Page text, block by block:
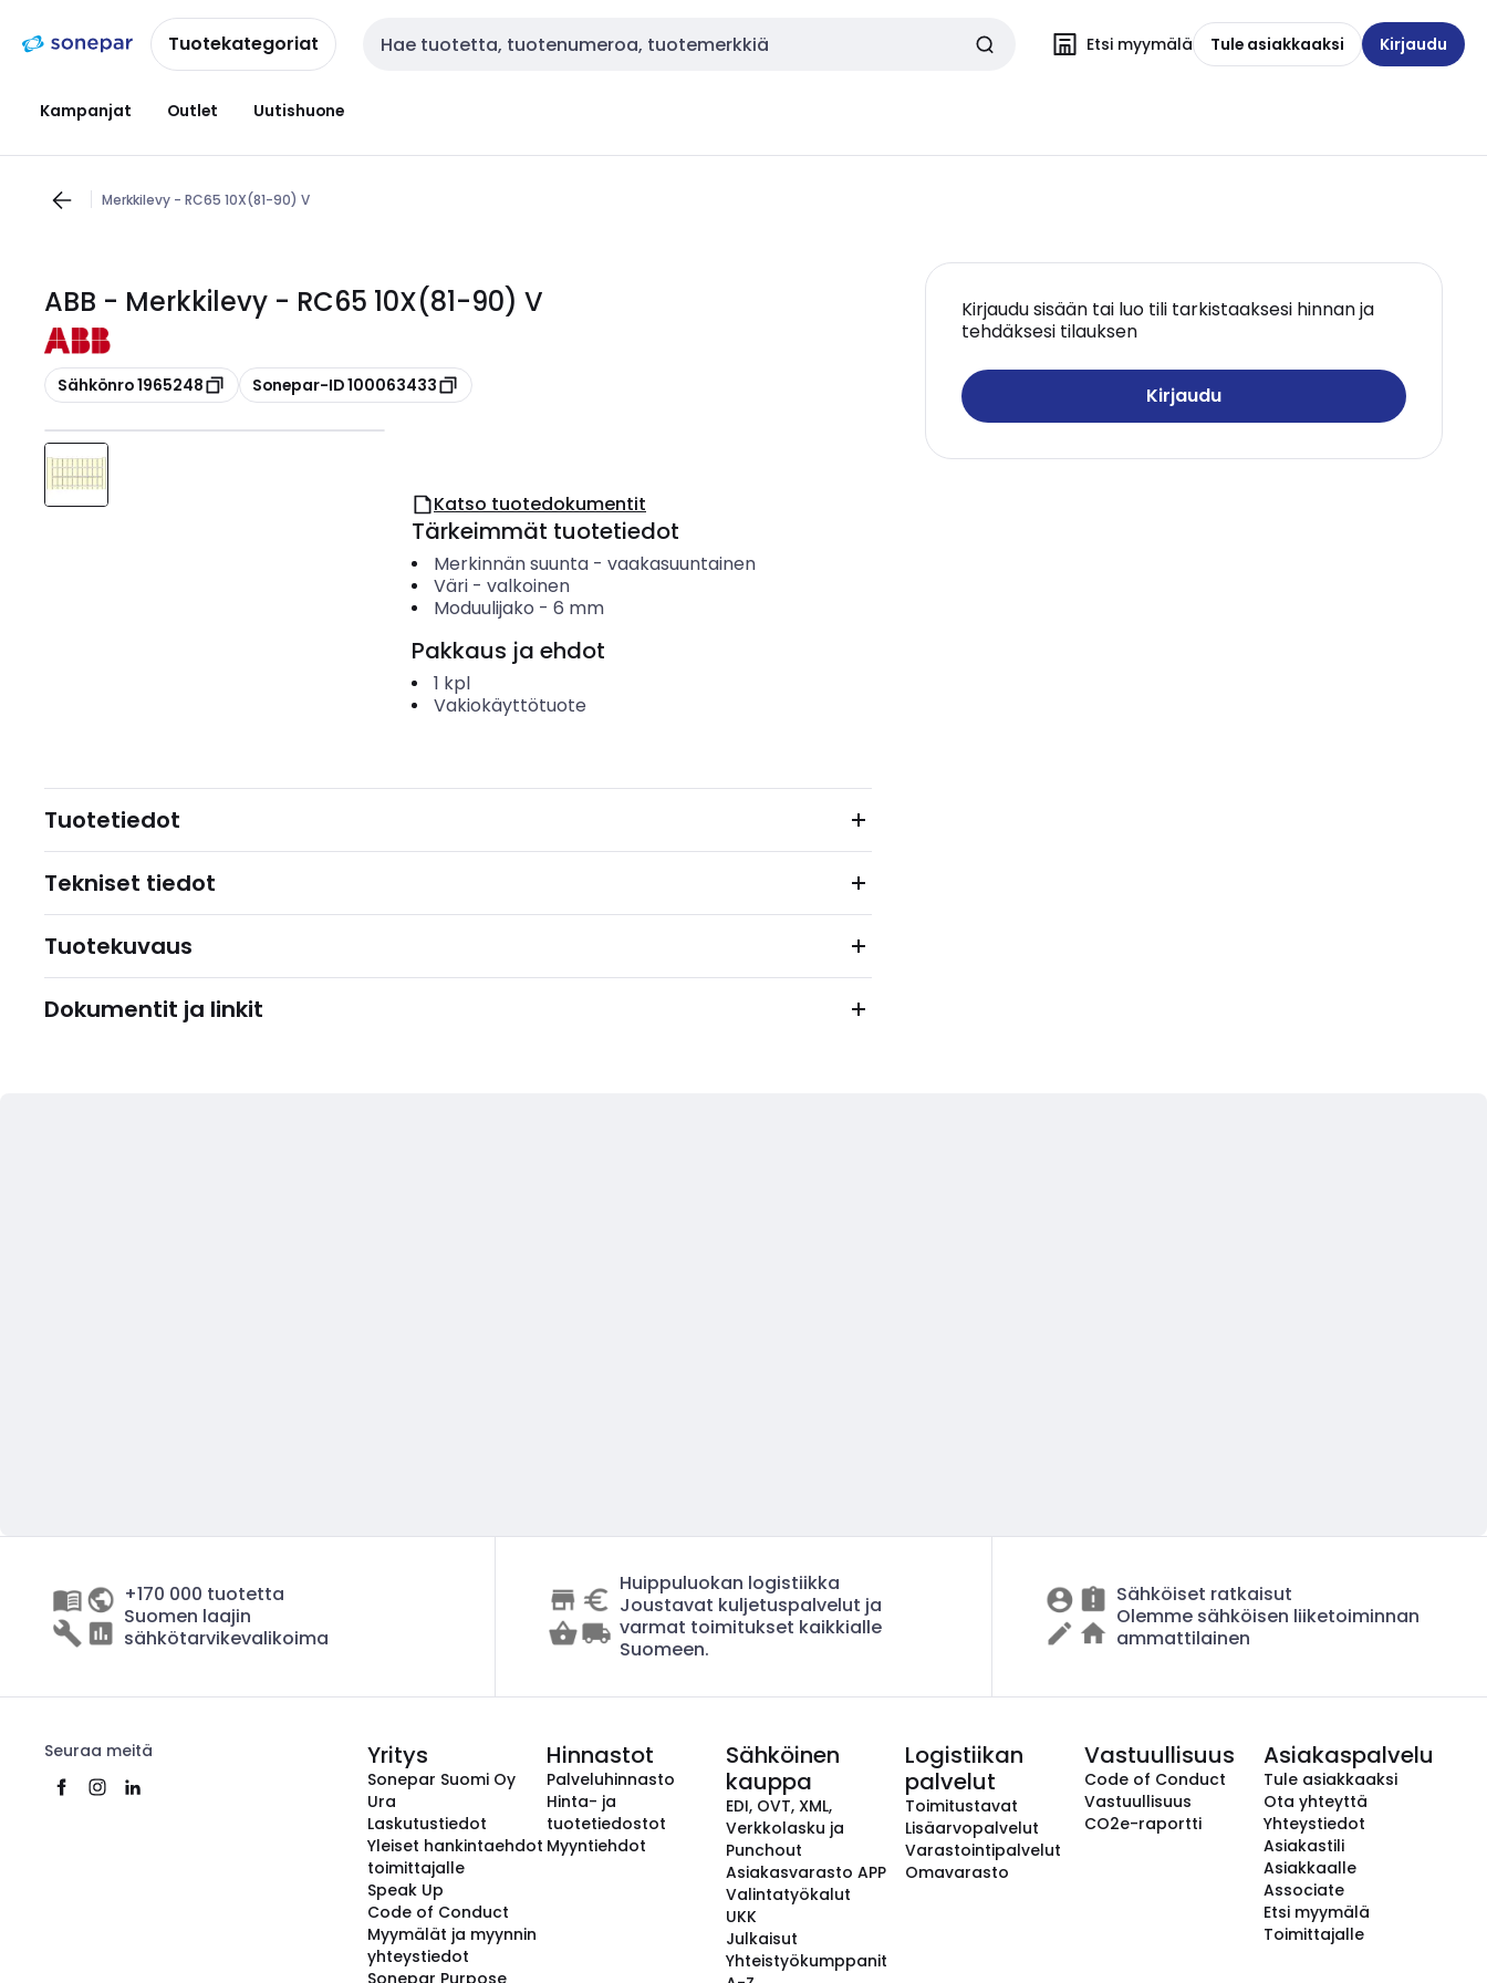
navigointiinsisältöönTuotekategoriat Haku Etsi myymälä Tule asiakkaaksi Kirjaudu
Kampanjat Outlet Uutishuone
Merkkilevy - RC65 10X(81-90) V
ABB - Merkkilevy - RC65 10X(81-90) V
Kopioi
Sähkönro 1965248 Kopioi
Sonepar-ID 100063433
Kirjaudu sisään tai luo tili tarkistaaksesi hinnan ja
tehdäksesi tilauksen
Kirjaudu
Katso tuotedokumentit
Tärkeimmät tuotetiedot
Merkinnän suunta- vaakasuuntainen
Väri- valkoinen
Moduulijako - 6 mm
Pakkaus ja ehdot
1 kpl
Vakiokäyttötuote
Tuotetiedot
Tekniset tiedot
Tuotekuvaus
Dokumentit ja linkit
+170 000 tuotetta
Suomen laajin
sähkötarvikevalikoima
Huippuluokan logistiikka
Joustavat kuljetuspalvelut ja
varmat toimitukset kaikkialle
Suomeen.
Sähköiset ratkaisut
Olemme sähköisen liiketoiminnan
ammattilainen
Seuraa meitä Yritys
Sonepar Suomi Oy
Ura
Laskutustiedot
Yleiset hankintaehdot
toimittajalle
Speak Up
Code of Conduct
Myymälät ja myynnin
yhteystiedot
Sonepar Purpose
Hinnastot
Palveluhinnasto
Hinta- ja
tuotetiedostot
Myyntiehdot
Sähköinen
kauppa
EDI, OVT, XML,
Verkkolasku ja
Punchout
Asiakasvarasto APP
Valintatyökalut
UKK
Julkaisut
Yhteistyökumppanit
Logistiikan
palvelut
Toimitustavat
Lisäarvopalvelut
Varastointipalvelut
Omavarasto
Vastuullisuus
Code of Conduct
Vastuullisuus
CO2e-raportti
Asiakaspalvelu
Tule asiakkaaksi
Ota yhteyttä
Yhteystiedot
Asiakastili
Asiakkaalle
Associate
Etsi myymälä
Toimittajalle